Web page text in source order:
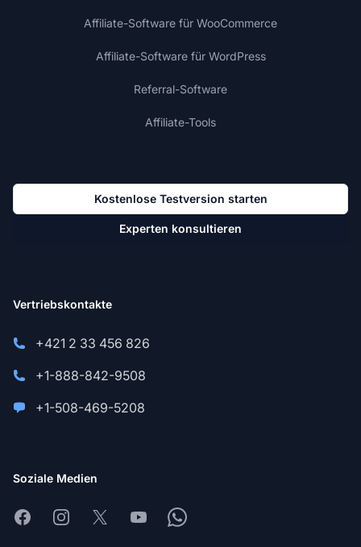
Affiliate-Software für WooCommerce
Affiliate-Software für WordPress
Referral-Software
Affiliate-Tools
Kostenlose Testversion starten
Experten konsultieren
Vertriebskontakte
+421 2 33 456 826
+1-888-842-9508
+1-508-469-5208
Soziale Medien
FacebookInstagram
X YoutubeWhatsapp